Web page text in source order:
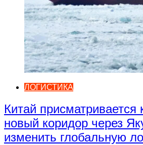
ЛОГИСТИКА
Китай присматривается
новый коридор через
изменить глобальную